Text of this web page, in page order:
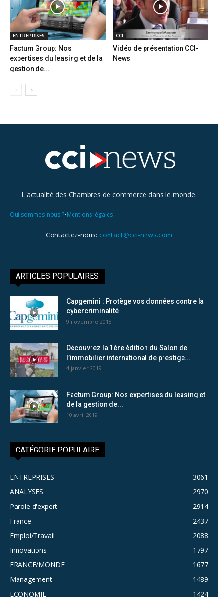
ENTREPRISES
Factum Group: Nos
expertises du leasing et de la
gestion de...
CCI
Vidéo de présentation CCI-
News
L'actualité des Chambres de commerce dans le monde.
Qui sommes-nous ?•Mentions légales
Contactez-nous: contact@cci-news.com
ARTICLES POPULAIRES
Capgemini : Protège vos données contre la
cybercriminalité
9 novembre 2015
Découvrez la 1ère édition du Salon de
l’immobilier international de prestige...
4 janvier 2019
Factum Group: Nos expertises du leasing et
de la gestion de...
10 avril 2019
CATÉGORIE POPULAIRE
ENTREPRISES
3061
ANALYSES
2970
Parole d'expert
2914
France
2437
Emploi/Travail
2088
Innovations
1797
FRANCE/MONDE
1677
Management
1489
ECONOMIE
1424